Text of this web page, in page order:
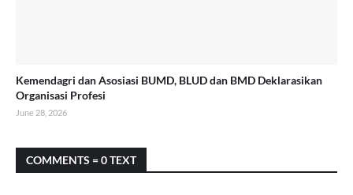
Kemendagri dan Asosiasi BUMD, BLUD dan BMD Deklarasikan
Organisasi Profesi
June 28, 2026
COMMENTS = 0 TEXT